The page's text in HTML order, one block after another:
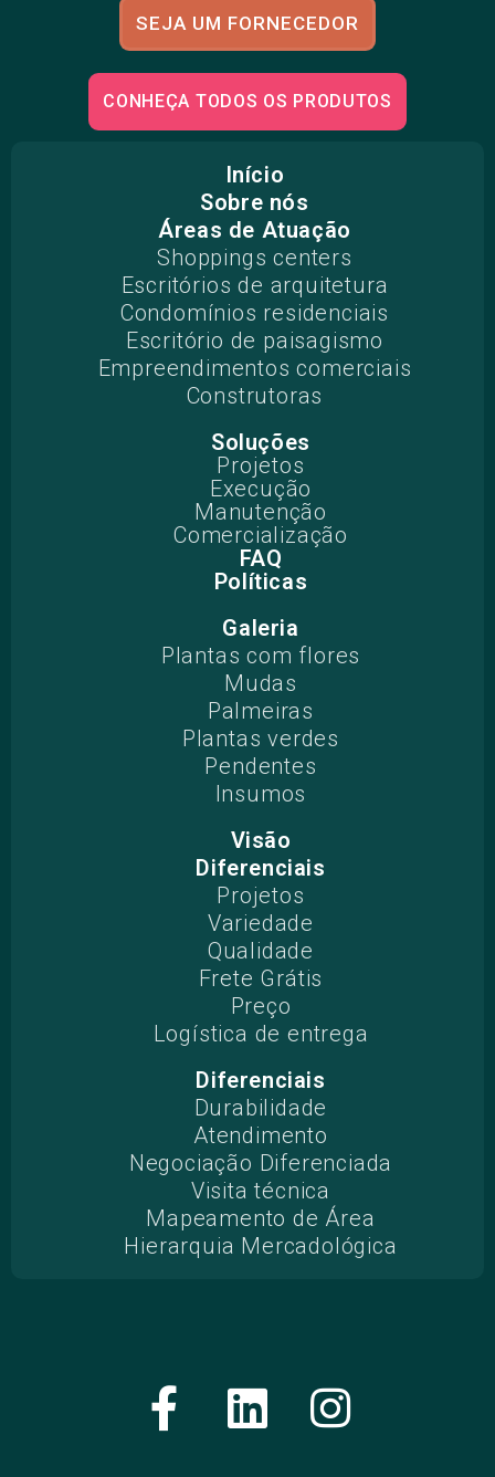
SEJA UM FORNECEDOR
CONHEÇA TODOS OS PRODUTOS
Início
Sobre nós
Áreas de Atuação
Shoppings centers
Escritórios de arquitetura
Condomínios residenciais
Escritório de paisagismo
Empreendimentos comerciais
Construtoras
Soluções
Projetos
Execução
Manutenção
Comercialização
FAQ
Políticas
Galeria
Plantas com flores
Mudas
Palmeiras
Plantas verdes
Pendentes
Insumos
Visão
Diferenciais
Projetos​
Variedade
Qualidade
Frete Grátis
Preço
Logística de entrega
Diferenciais
Durabilidade
Atendimento
Negociação Diferenciada
Visita técnica
Mapeamento de Área
Hierarquia Mercadológica